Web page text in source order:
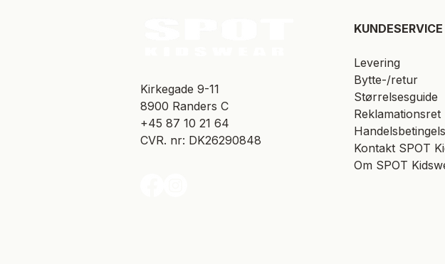
​Kirkegade 9-11
8900 Randers C
+45 87 10 21 64
CVR. nr: DK26290848
KUNDESERVICE​
Levering
Bytte-/retur
Størrelsesguide
Reklamationsret
Kontakt SPOT
Om SPOT